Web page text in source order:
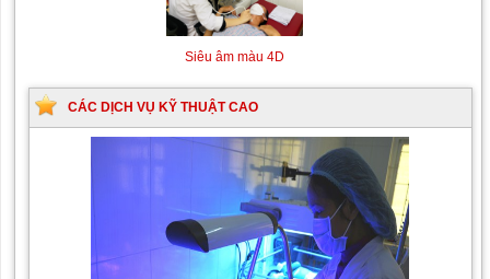
Siêu âm màu 4D
CÁC DỊCH VỤ KỸ THUẬT CAO